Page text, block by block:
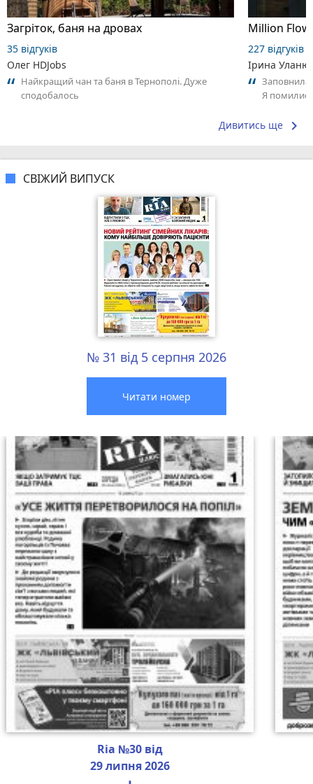
Загріток, баня на дровах
35 відгуків
Олег HDJobs
Найкращий чан та баня в Тернополі. Дуже
сподобалось
Million
227 відгуків
Ірина
Заповнила
Я
Дивитись ще keyboard_arrow_right
СВІЖИЙ ВИПУСК
№ 31 від 5 серпня 2026
Читати номер
Ria №30 від
29 липня 2026